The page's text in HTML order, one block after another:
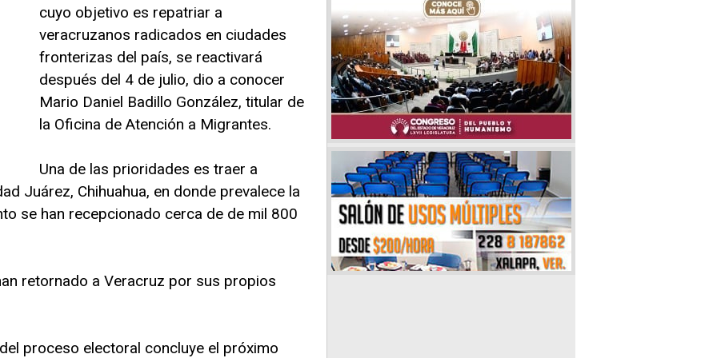
cuyo objetivo es repatriar a
veracruzanos radicados en ciudades
fronterizas del país, se reactivará
después del 4 de julio, dio a conocer
Mario Daniel Badillo González, titular de
la Oficina de Atención a Migrantes.
Una de las prioridades es traer a
Juárez, Chihuahua, en donde prevalece la
se han recepcionado cerca de de mil 800
retornado a Veracruz por sus propios
proceso electoral concluye el próximo